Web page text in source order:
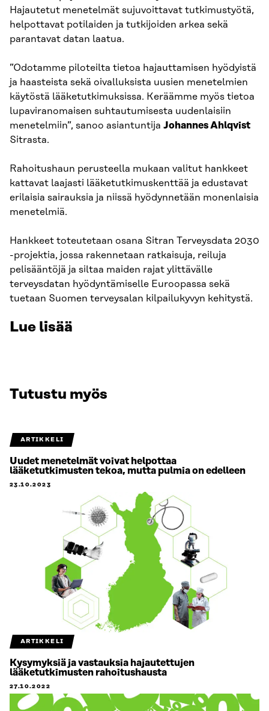
Hajautetut menetelmät sujuvoittavat tutkimustyötä,
helpottavat potilaiden ja tutkijoiden arkea sekä
parantavat datan laatua.
”Odotamme piloteilta tietoa hajauttamisen hyödyistä
ja haasteista sekä oivalluksista uusien menetelmien
käytöstä lääketutkimuksissa. Keräämme myös tietoa
lupaviranomaisen suhtautumisesta uudenlaisiin
menetelmiin”, sanoo asiantuntija Johannes Ahlqvist
Sitrasta.
Rahoitushaun perusteella mukaan valitut hankkeet
kattavat laajasti lääketutkimuskenttää ja edustavat
erilaisia sairauksia ja niissä hyödynnetään monenlaisia
menetelmiä.
Hankkeet toteutetaan osana Sitran Terveysdata 2030
-projektia, jossa rakennetaan ratkaisuja, reiluja
pelisääntöjä ja siltaa maiden rajat ylittävälle
terveysdatan hyödyntämiselle Euroopassa sekä
tuetaan Suomen terveysalan kilpailukyvyn kehitystä.
Lue lisää
Tutustu myös
ARTIKKELI
Uudet menetelmät voivat helpottaa
lääketutkimusten tekoa, mutta pulmia on edelleen
23.10.2023
ARTIKKELI
Kysymyksiä ja vastauksia hajautettujen
lääketutkimusten rahoitushausta
27.10.2022